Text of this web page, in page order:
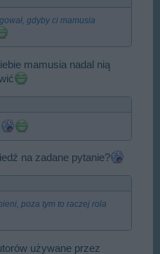
gdyby ci mamusia
mamusia nadal nią
na zadane pytanie?
poza tym to raczej rola
używane przez